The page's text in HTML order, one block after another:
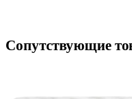
Сопутствующие